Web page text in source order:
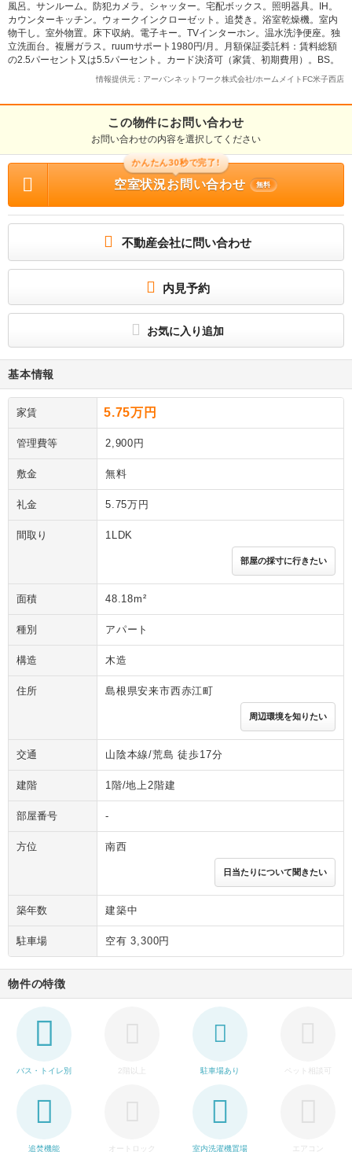
風呂。サンルーム。防犯カメラ。シャッター。宅配ボックス。照明器具。IH。
カウンターキッチン。ウォークインクローゼット。追焚き。浴室乾燥機。室内
物干し。室外物置。床下収納。電子キー。TVインターホン。温水洗浄便座。独
立洗面台。複層ガラス。ruumサポート1980円/月。月額保証委託料：賃料総額
の2.5パーセント又は5.5パーセント。カード決済可（家賃、初期費用）。BS。
情報提供元：アーバンネットワーク株式会社/ホームメイトFC米子西店
この物件にお問い合わせ
お問い合わせの内容を選択してください
かんたん30秒で完了!
空室状況お問い合わせ 無料
不動産会社に問い合わせ
内見予約
お気に入り追加
基本情報
家賃 5.75万円
管理費等 2,900円
敷金 無料
礼金 5.75万円
間取り 1LDK
部屋の採寸に行きたい
面積 48.18m²
種別 アパート
構造 木造
住所 島根県安来市西赤江町
周辺環境を知りたい
交通 山陰本線/荒島 徒歩17分
建階 1階/地上2階建
部屋番号 -
方位 南西
日当たりについて聞きたい
築年数 建築中
駐車場 空有 3,300円
物件の特徴
バス・トイレ別 2階以上 駐車場あり ペット相談可
追焚機能 オートロック 室内洗濯機置場 エアコン